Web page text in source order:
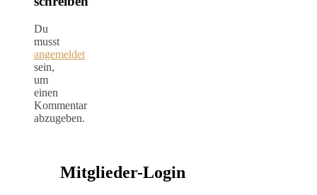
Du
musst
angemeldet
sein,
um
einen
Kommentar
abzugeben.
Mitglieder-Login